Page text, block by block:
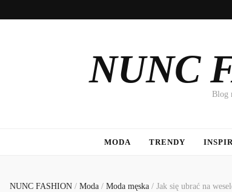
NUNC
Blog
MODA TRENDY
NUNC FASHION / Moda / Moda męska / Jak się ubrać na